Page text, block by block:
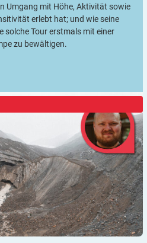
Umgang mit Höhe, Aktivität sowie
erlebt hat; und wie seine
solche Tour erstmals mit einer
zu bewältigen.